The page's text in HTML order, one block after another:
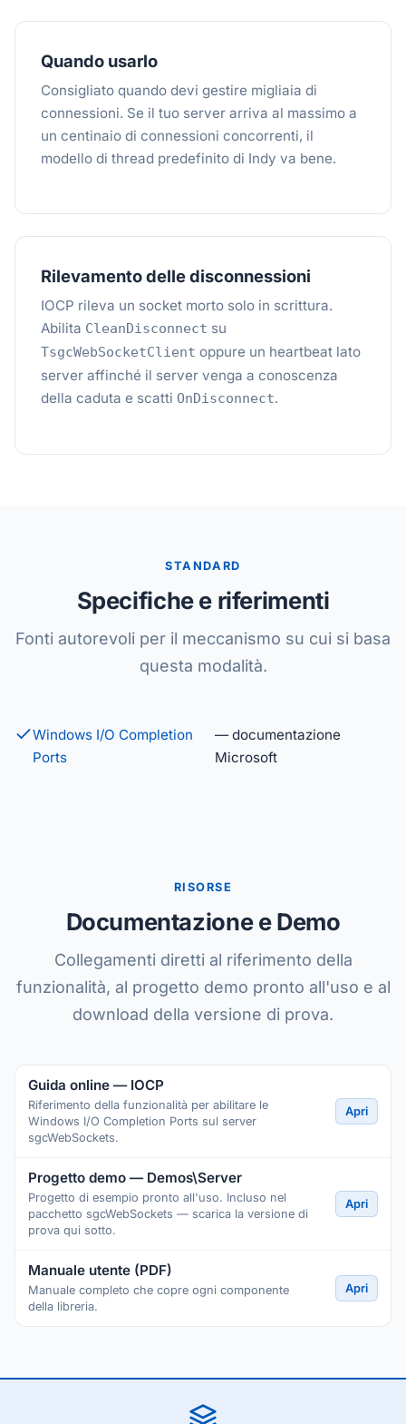
Quando usarlo
Consigliato quando devi gestire migliaia di
connessioni. Se il tuo server arriva al massimo a
un centinaio di connessioni concorrenti, il
modello di thread predefinito di Indy va bene.
Rilevamento delle disconnessioni
IOCP rileva un socket morto solo in scrittura.
Abilita CleanDisconnect su
TsgcWebSocketClient oppure un heartbeat lato
server affinché il server venga a conoscenza
della caduta e scatti OnDisconnect.
STANDARD
Specifiche e riferimenti
Fonti autorevoli per il meccanismo su cui si basa
questa modalità.
Windows I/O Completion
Ports
— documentazione
Microsoft
RISORSE
Documentazione e Demo
Collegamenti diretti al riferimento della
funzionalità, al progetto demo pronto all'uso e al
download della versione di prova.
Guida online — IOCP
Riferimento della funzionalità per abilitare le
Windows I/O Completion Ports sul server
sgcWebSockets.
Apri
Progetto demo — Demos\Server
Progetto di esempio pronto all'uso. Incluso nel
pacchetto sgcWebSockets — scarica la versione di
prova qui sotto.
Apri
Manuale utente (PDF)
Manuale completo che copre ogni componente
della libreria.
Apri